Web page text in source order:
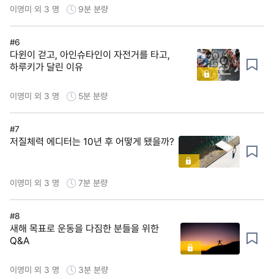
이영미 외 3 명 9분 분량
#6
다윈이 걷고, 아인슈타인이 자전거를 타고,
하루키가 달린 이유
이영미 외 3 명 5분 분량
#7
저질체력 에디터는 10년 후 어떻게 됐을까?
이영미 외 3 명 7분 분량
#8
새해 목표로 운동을 다짐한 분들을 위한
Q&A
이영미 외 3 명 3분 분량